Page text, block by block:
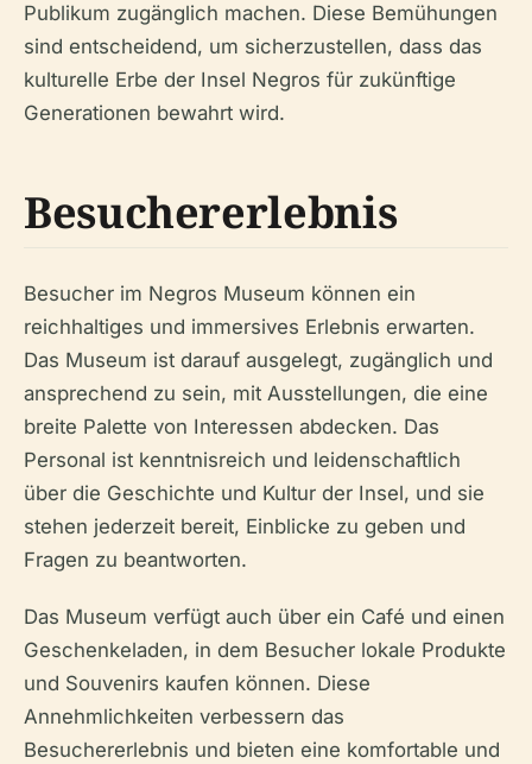
Publikum zugänglich machen. Diese Bemühungen
sind entscheidend, um sicherzustellen, dass das
kulturelle Erbe der Insel Negros für zukünftige
Generationen bewahrt wird.
Besuchererlebnis
Besucher im Negros Museum können ein
reichhaltiges und immersives Erlebnis erwarten.
Das Museum ist darauf ausgelegt, zugänglich und
ansprechend zu sein, mit Ausstellungen, die eine
breite Palette von Interessen abdecken. Das
Personal ist kenntnisreich und leidenschaftlich
über die Geschichte und Kultur der Insel, und sie
stehen jederzeit bereit, Einblicke zu geben und
Fragen zu beantworten.
Das Museum verfügt auch über ein Café und einen
Geschenkeladen, in dem Besucher lokale Produkte
und Souvenirs kaufen können. Diese
Annehmlichkeiten verbessern das
Besuchererlebnis und bieten eine komfortable und